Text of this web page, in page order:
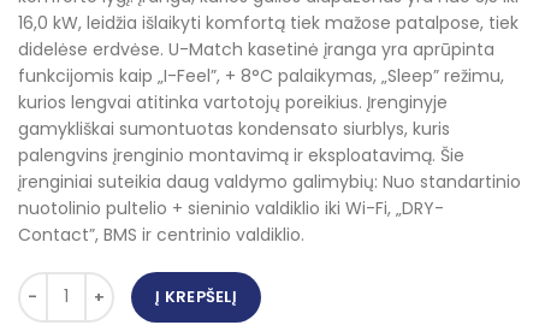
16,0 kW, leidžia išlaikyti komfortą tiek mažose patalpose, tiek
didelėse erdvėse. U-Match kasetinė įranga yra aprūpinta
funkcijomis kaip „I-Feel”, + 8°C palaikymas, „Sleep” režimu,
kurios lengvai atitinka vartotojų poreikius. Įrenginyje
gamykliškai sumontuotas kondensato siurblys, kuris
palengvins įrenginio montavimą ir eksploatavimą. Šie
įrenginiai suteikia daug valdymo galimybių: Nuo standartinio
nuotolinio pultelio + sieninio valdiklio iki Wi-Fi, „DRY-
Contact”, BMS ir centrinio valdiklio.
Į KREPŠELĮ